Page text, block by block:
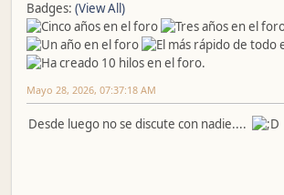
Badges: (View All)
Mayo 28, 2026, 07:37:18 AM
Desde luego no se discute con nadie....